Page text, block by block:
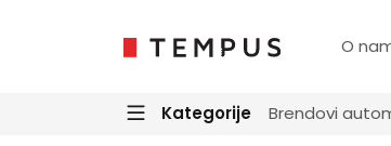
O
Kategorije Brendovi